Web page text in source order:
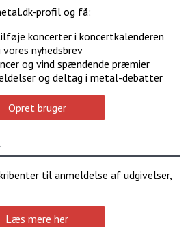
profil og få:
koncerter i koncertkalenderen
nyhedsbrev
og vind spændende præmier
og deltag i metal-debatter
Opret bruger
til anmeldelse af udgivelser,
Læs mere her